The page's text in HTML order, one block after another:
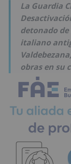
La Guardia
detonado
italiano
obras en su